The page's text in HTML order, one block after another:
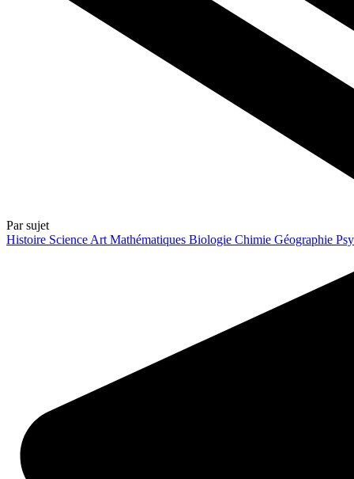
Par sujet
Histoire Science Art Mathématiques Biologie Chimie Géographie